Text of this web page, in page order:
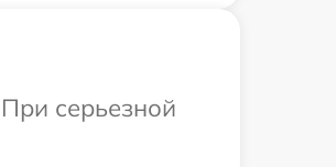
серьезной